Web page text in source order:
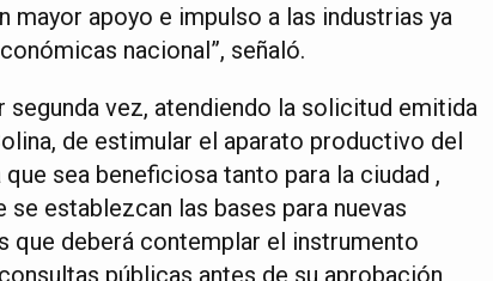
apoyo e impulso a las industrias ya
nacional”, señaló.
vez, atendiendo la solicitud emitida
de estimular el aparato productivo del
sea beneficiosa tanto para la ciudad ,
establezcan las bases para nuevas
que deberá contemplar el instrumento
públicas antes de su aprobación